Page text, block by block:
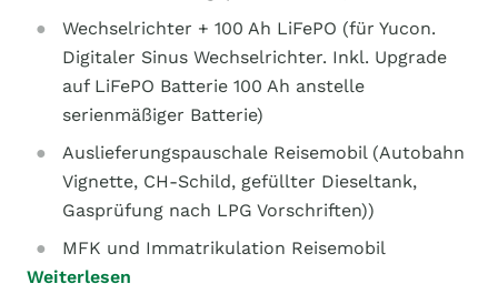
Wechselrichter + 100 Ah LiFePO (für Yucon.
Digitaler Sinus Wechselrichter. Inkl. Upgrade
auf LiFePO Batterie 100 Ah anstelle
serienmäßiger Batterie)
Auslieferungspauschale Reisemobil (Autobahn
Vignette, CH-Schild, gefüllter Dieseltank,
Gasprüfung nach LPG Vorschriften))
MFK und Immatrikulation Reisemobil
Weiterlesen